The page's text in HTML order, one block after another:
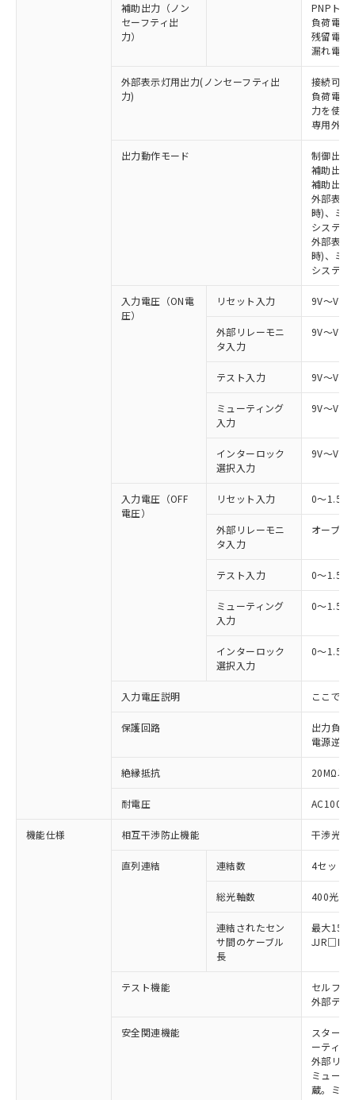
補助出力（ノン
セーフティ出
力）
PNPトラ
負荷電流
残留電圧
漏れ電流
外部表示灯用出力(ノンセーフティ出
力)
接続可能
負荷電流
力を使用
専用外部
出力動作モード
制御出力
補助出力
補助出力
外部表示
時)、ミ
システム
外部表示
時)、ミ
システム
入力電圧（ON電
圧）
リセット入力 9V～Vs
外部リレーモニ
タ入力
9V～Vs
テスト入力 9V～Vs
ミューティング
入力
9V～Vs
インターロック
選択入力
9V～Vs
入力電圧（OFF
電圧）
リセット入力 0～1.5V
外部リレーモニ
タ入力
オープン
テスト入力 0～1.5V
ミューティング
入力
0～1.5V
インターロック
選択入力
0～1.5V
入力電圧説明 ここでの
保護回路
出力負荷
電源逆接
絶縁抵抗 20MΩ以
耐電圧
機能仕様 相互干渉防止機能 干渉光回
直列連結 連結数 4セット
総光軸数 400光軸
連結されたセン
サ間のケーブル
長
最大15m
JJR□L）
テスト機能
セルフテ
外部テス
安全関連機能
スタート
ーティン
外部リレ
ミューテ
蔵。ミュ
ご利用条件
以下の条件をお読みいただき、同意のうえ
本サービスは、当社制御機器事業取扱
商品の当社在庫状況および標準価格
本サービスの対象外となる商品もある
ことをご了承ください。
対応済み：EU RoHS指令（10物質）の
非含有に対応した製品が提供可能な商品で
対応予定：EU RoHS指令（10物質）の非含
非含有に非対応の商品で、対応品を出す予
調査・確認中：EU RoHS指令（10物質）の
非含有の対応状況を調査中または確認中の
非該当品：ライセンス料など無形物で、有
いたものが、含有品と判明した場合などや
「○」：最大均質材料含有率が中国RoHSの
基準値以下であることを示します。
基準値を超えていることを示します。
当社は、これら貴社製品のうち、外国